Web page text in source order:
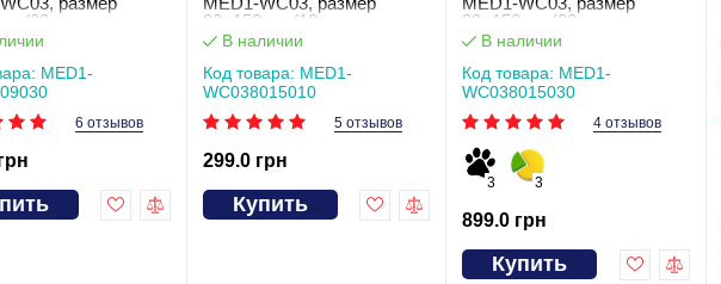
(30 шт в
MED1-
6 отзывов
80×150 см (10 шт в
упаковке)
В наличии
Код товара: MED1-
WC038015010
5 отзывов
299.0 грн
Купить
80×150 см (30 шт в
упаковке)
В наличии
Код товара: MED1-
WC038015030
4 отзывов
3 3
899.0 грн
Купить